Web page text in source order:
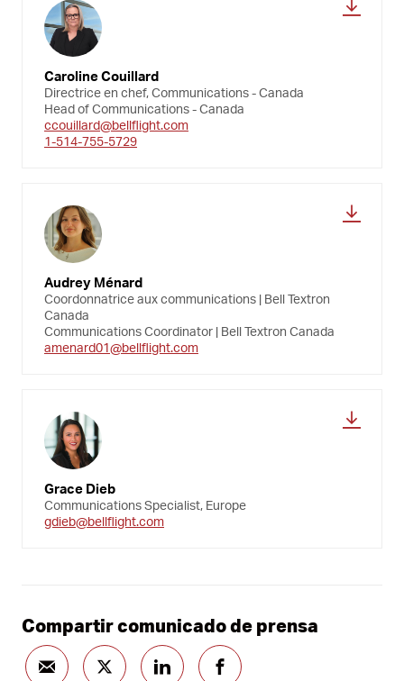
Caroline Couillard
Directrice en chef, Communications - Canada
Head of Communications - Canada
ccouillard@bellflight.com
1-514-755-5729
Audrey Ménard
Coordonnatrice aux communications | Bell Textron
Canada
Communications Coordinator | Bell Textron Canada
amenard01@bellflight.com
Grace Dieb
Communications Specialist, Europe
gdieb@bellflight.com
Compartir comunicado de prensa